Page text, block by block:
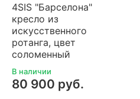
4SIS "Барселона"
кресло из
искусственного
ротанга, цвет
соломенный
В наличии
80 900 руб.